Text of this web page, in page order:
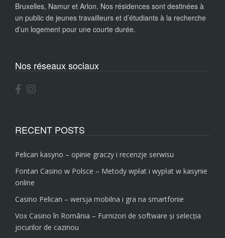
Bruxelles, Namur et Arlon. Nos résidences sont destinées à
un public de jeunes travailleurs et d’étudiants à la recherche
d’un logement pour une courte durée.
Nos réseaux sociaux
RECENT POSTS
Pelican kasyno – opinie graczy i recenzje serwisu
Fontan Casino w Polsce – Metody wpłat i wypłat w kasynie
online
Casino Pelican – wersja mobilna i gra na smartfonie
Vox Casino în România – Furnizori de software și selecția
jocurilor de cazinou